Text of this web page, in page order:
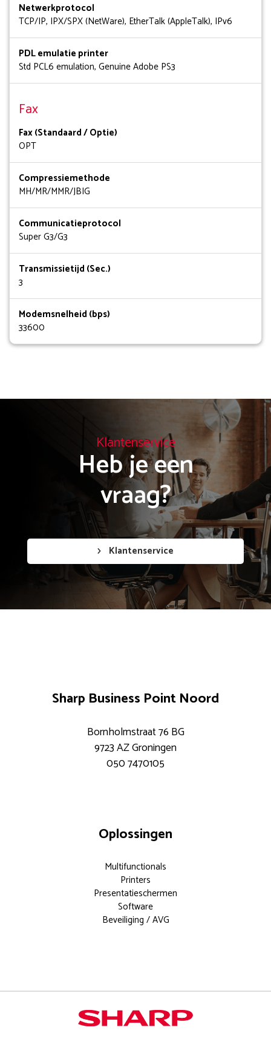
Documentoplossingen voor elk
modern kantoor. Meer weten?
Netwerkprotocol
TCP/IP, IPX/SPX (NetWare), EtherTalk (AppleTalk), IPv6
PDL emulatie printer
Std PCL6 emulation, Genuine Adobe PS3
Fax
Fax (Standaard / Optie)
OPT
Compressiemethode
MH/MR/MMR/JBIG
Communicatieprotocol
Super G3/G3
Transmissietijd (Sec.)
3
Modemsnelheid (bps)
33600
Klantenservice
Heb je een
vraag?
Klantenservice
Sharp Business Point Noord
Bornholmstraat 76 BG
9723 AZ Groningen
050 7470105
Oplossingen
Multifunctionals
Printers
Presentatieschermen
Software
Beveiliging / AVG